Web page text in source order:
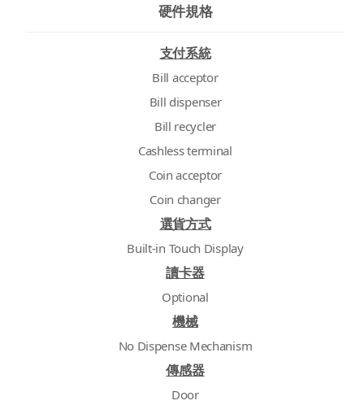
硬件規格
支付系統
Bill acceptor
Bill dispenser
Bill recycler
Cashless terminal
Coin acceptor
Coin changer
選貨方式
Built-in Touch Display
讀卡器
Optional
機械
No Dispense Mechanism
傳感器
Door